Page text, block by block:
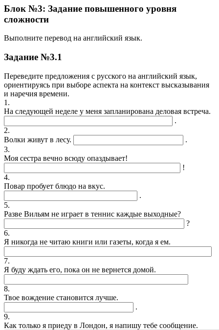
Блок №3: Задание повышенного уровня
сложности
Выполните перевод на английский язык.
Задание №3.1
Переведите предложения с русского на английский язык,
ориентируясь при выборе аспекта на контекст высказывания
и наречия времени.
1.
На следующей неделе у меня запланирована деловая встреча.
.
2.
Волки живут в лесу.
.
3.
Моя сестра вечно всюду опаздывает!
!
4.
Повар пробует блюдо на вкус.
.
5.
Разве Вильям не играет в теннис каждые выходные?
?
6.
Я никогда не читаю книги или газеты, когда я ем.
7.
Я буду ждать его, пока он не вернется домой.
8.
Твое вождение становится лучше.
.
9.
Как только я приеду в Лондон, я напишу тебе сообщение.